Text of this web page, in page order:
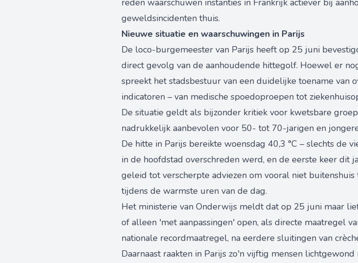
geweldsincidenten thuis.
Nieuwe situatie en waarschuwingen in Parijs
De loco-burgemeester van Parijs heeft op 25 juni
direct gevolg van de aanhoudende hittegolf. Hoewel er
spreekt het stadsbestuur van een duidelijke toename
indicatoren – van medische spoedoproepen tot
De situatie geldt als bijzonder kritiek voor kwetsbare
nadrukkelijk aanbevolen voor 50- tot 70-jarigen en
De hitte in Parijs bereikte woensdag 40,3 °C – slechts de
in de hoofdstad overschreden werd, en de eerste keer dit
geleid tot verscherpte adviezen om vooral niet
tijdens de warmste uren van de dag.
Het ministerie van Onderwijs meldt dat op 25 juni maar
of alleen 'met aanpassingen' open, als directe maatregel
nationale recordmaatregel, na eerdere sluitingen van
Daarnaast raakten in Parijs zo'n vijftig mensen